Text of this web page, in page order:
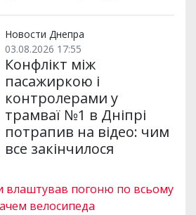
Новости Днепра
03.08.2026 17:55
Конфлікт між
пасажиркою і
контролерами у
трамваї №1 в Дніпрі
потрапив на відео: чим
все закінчилося
влаштував погоню по всьому
велосипеда